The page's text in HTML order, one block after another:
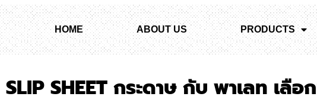
HOME ABOUT US PRODUCTS
SLIP SHEET กระดาษ กับ พาเลท เลื